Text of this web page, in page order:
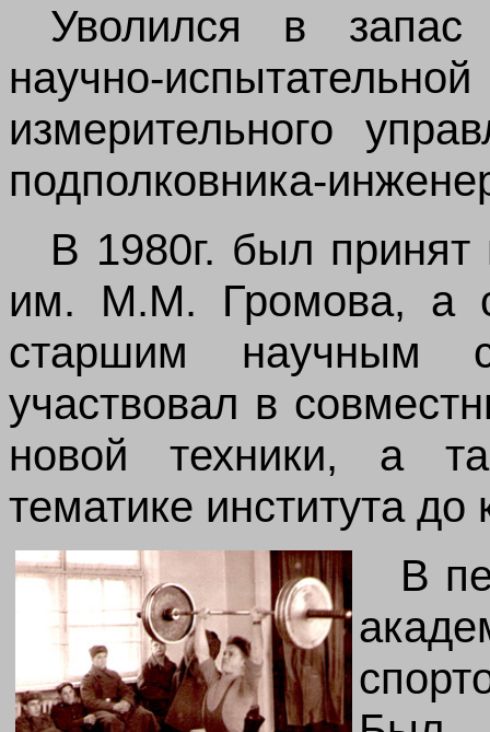
Уволился в запас
научно-
измерительного
подполковника-
В 1980г. был
им. М.М. Громова, а
старшим научным
участвовал в
новой техники, а
тематике института до
В